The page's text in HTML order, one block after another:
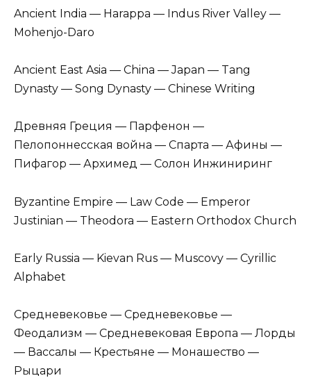
Ancient India — Harappa — Indus River Valley —
Mohenjo-Daro
Ancient East Asia — China — Japan — Tang
Dynasty — Song Dynasty — Chinese Writing
Древняя Греция — Парфенон —
Пелопоннесская война — Спарта — Афины —
Пифагор — Архимед — Солон Инжиниринг
Byzantine Empire — Law Code — Emperor
Justinian — Theodora — Eastern Orthodox Church
Early Russia — Kievan Rus — Muscovy — Cyrillic
Alphabet
Средневековье — Средневековье —
Феодализм — Средневековая Европа — Лорды
— Вассалы — Крестьяне — Монашество —
Рыцари